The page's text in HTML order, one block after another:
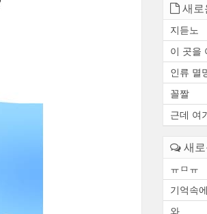
새로
지듣노
이 곳을
인류 멸
꼴짤
근데 여
새로
ㅠㅁㅠ
기억속
와